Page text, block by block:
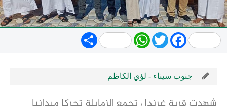
Share WhatsApp
TwitterFacebook
جنوب سيناء - لؤي الكاظم